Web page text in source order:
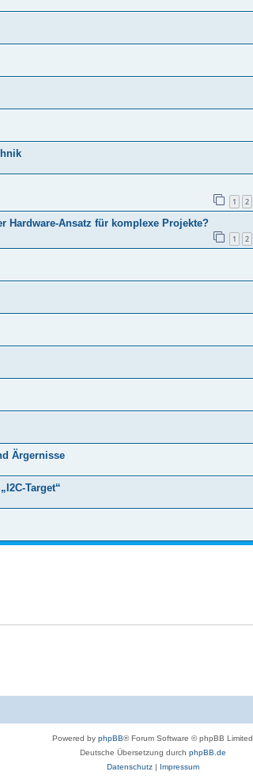
1 2
Hardware-Ansatz für komplexe Projekte?
1 2
Ärgernisse
Target“
Powered by phpBB® Forum Software © phpBB Limited
Deutsche Übersetzung durch phpBB.de
Datenschutz| Impressum